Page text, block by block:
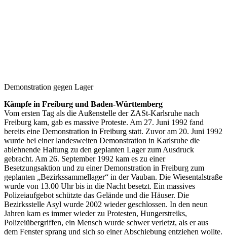
Demonstration gegen Lager
Kämpfe in Freiburg und Baden-Württemberg
Vom ersten Tag als die Außenstelle der ZASt-Karlsruhe nach
Freiburg kam, gab es massive Proteste. Am 27. Juni 1992 fand
bereits eine Demonstration in Freiburg statt. Zuvor am 20. Juni 1992
wurde bei einer landesweiten Demonstration in Karlsruhe die
ablehnende Haltung zu den geplanten Lager zum Ausdruck
gebracht. Am 26. September 1992 kam es zu einer
Besetzungsaktion und zu einer Demonstration in Freiburg zum
geplanten „Bezirkssammellager“ in der Vauban. Die Wiesentalstraße
wurde von 13.00 Uhr bis in die Nacht besetzt. Ein massives
Polizeiaufgebot schützte das Gelände und die Häuser. Die
Bezirksstelle Asyl wurde 2002 wieder geschlossen. In den neun
Jahren kam es immer wieder zu Protesten, Hungerstreiks,
Polizeiübergriffen, ein Mensch wurde schwer verletzt, als er aus
dem Fenster sprang und sich so einer Abschiebung entziehen wollte.